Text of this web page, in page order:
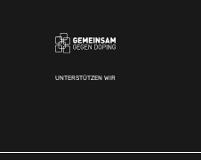
UNTERSTÜTZEN WIR